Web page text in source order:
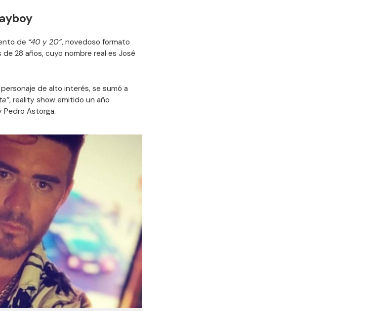
de “40 y 20”, novedoso formato
28 años, cuyo nombre real es José
de alto interés, se sumó a
, reality show emitido un año
Pedro Astorga.